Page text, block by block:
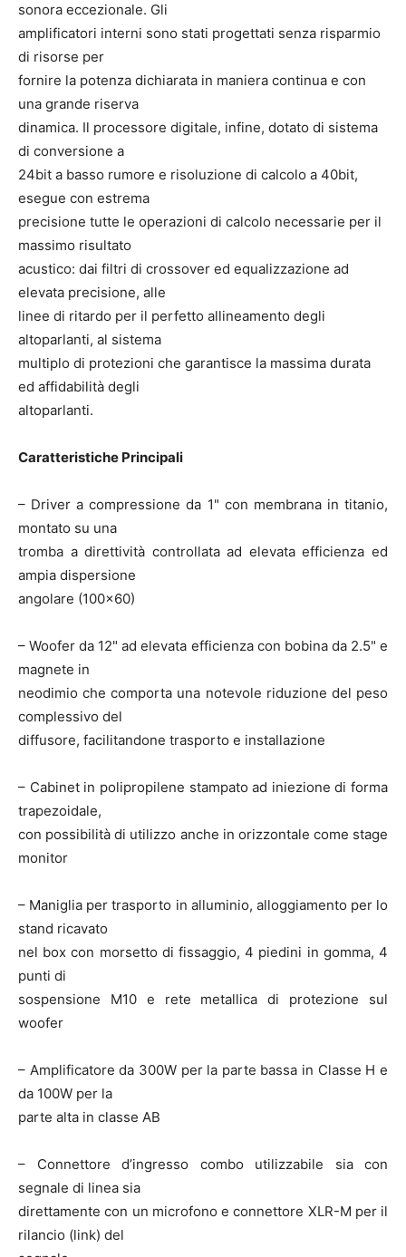
sonora eccezionale. Gli
amplificatori interni sono stati progettati senza risparmio
di risorse per
fornire la potenza dichiarata in maniera continua e con
una grande riserva
dinamica. Il processore digitale, infine, dotato di sistema
di conversione a
24bit a basso rumore e risoluzione di calcolo a 40bit,
esegue con estrema
precisione tutte le operazioni di calcolo necessarie per il
massimo risultato
acustico: dai filtri di crossover ed equalizzazione ad
elevata precisione, alle
linee di ritardo per il perfetto allineamento degli
altoparlanti, al sistema
multiplo di protezioni che garantisce la massima durata
ed affidabilità degli
altoparlanti.
Caratteristiche Principali
– Driver a compressione da 1" con membrana in titanio,
montato su una
tromba a direttività controllata ad elevata efficienza ed
ampia dispersione
angolare (100×60)
– Woofer da 12" ad elevata efficienza con bobina da 2.5" e
magnete in
neodimio che comporta una notevole riduzione del peso
complessivo del
diffusore, facilitandone trasporto e installazione
– Cabinet in polipropilene stampato ad iniezione di forma
trapezoidale,
con possibilità di utilizzo anche in orizzontale come stage
monitor
– Maniglia per trasporto in alluminio, alloggiamento per lo
stand ricavato
nel box con morsetto di fissaggio, 4 piedini in gomma, 4
punti di
sospensione M10 e rete metallica di protezione sul
woofer
– Amplificatore da 300W per la parte bassa in Classe H e
da 100W per la
parte alta in classe AB
– Connettore d’ingresso combo utilizzabile sia con
segnale di linea sia
direttamente con un microfono e connettore XLR-M per il
rilancio (link) del